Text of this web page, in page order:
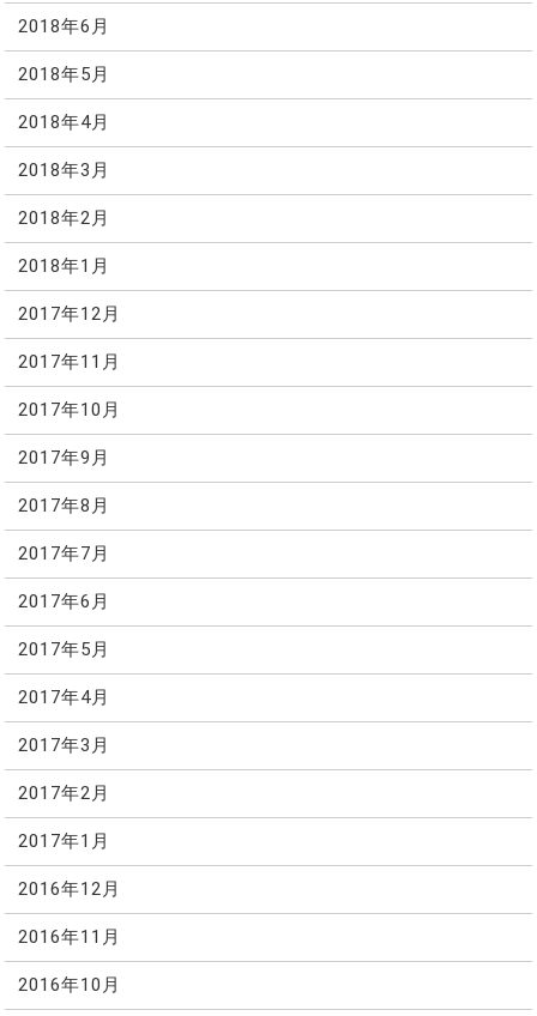
2018年6月
2018年5月
2018年4月
2018年3月
2018年2月
2018年1月
2017年12月
2017年11月
2017年10月
2017年9月
2017年8月
2017年7月
2017年6月
2017年5月
2017年4月
2017年3月
2017年2月
2017年1月
2016年12月
2016年11月
2016年10月